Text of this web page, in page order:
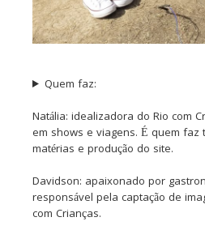
Quem faz:
Natália: idealizadora do Rio com
em shows e viagens. É quem
matérias e produção do site.
Davidson: apaixonado por
responsável pela captação de
com Crianças.